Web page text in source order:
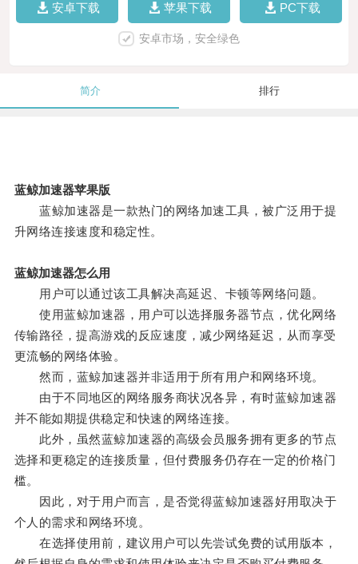
安卓下载 苹果下载 PC下载
安卓市场，安全绿色
简介 排行
蓝鲸加速器苹果版
蓝鲸加速器是一款热门的网络加速工具，被广泛用于提
升网络连接速度和稳定性。
蓝鲸加速器怎么用
用户可以通过该工具解决高延迟、卡顿等网络问题。
使用蓝鲸加速器，用户可以选择服务器节点，优化网络
传输路径，提高游戏的反应速度，减少网络延迟，从而享受
更流畅的网络体验。
然而，蓝鲸加速器并非适用于所有用户和网络环境。
由于不同地区的网络服务商状况各异，有时蓝鲸加速器
并不能如期提供稳定和快速的网络连接。
此外，虽然蓝鲸加速器的高级会员服务拥有更多的节点
选择和更稳定的连接质量，但付费服务仍存在一定的价格门
槛。
因此，对于用户而言，是否觉得蓝鲸加速器好用取决于
个人的需求和网络环境。
在选择使用前，建议用户可以先尝试免费的试用版本，